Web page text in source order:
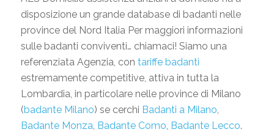
disposizione un grande database di badanti nelle
province del Nord Italia Per maggiori informazioni
sulle badanti conviventi… chiamaci! Siamo una
referenziata Agenzia, con tariffe badanti
estremamente competitive, attiva in tutta la
Lombardia, in particolare nelle province di Milano
(badante Milano) se cerchi Badanti a Milano
Badante Monza Badante Como Badante Lecco.